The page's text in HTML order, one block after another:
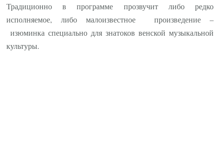
Традиционно в программе прозвучит либо редко
исполняемое, либо малоизвестное произведение –
изюминка специально для знатоков венской музыкальной
культуры.